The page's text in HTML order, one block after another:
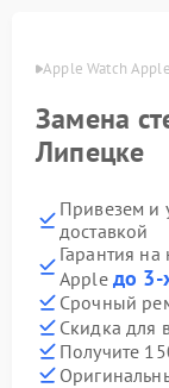
Apple Watch
Замена
Липецке
Привезем и
доставкой
Гарантия
Apple до 3-
Срочный
Скидка для
Получите